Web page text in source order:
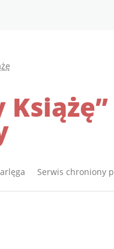
Serwis chroniony